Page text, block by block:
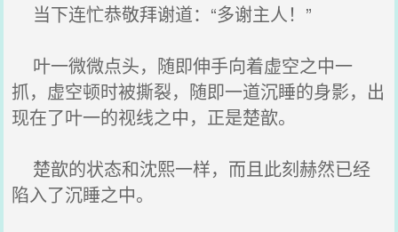
当下连忙恭敬拜谢道：“多谢主人！”
叶一微微点头，随即伸手向着虚空之中一
抓，虚空顿时被撕裂，随即一道沉睡的身影，出
现在了叶一的视线之中，正是楚歆。
楚歆的状态和沈熙一样，而且此刻赫然已经
陷入了沉睡之中。